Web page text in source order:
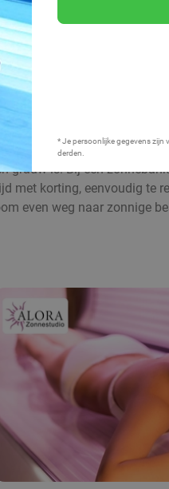
* Je persoonlijke gegevens zijn
derden.
is. Bij een
met korting, eenvoudig te
even weg naar zonnige